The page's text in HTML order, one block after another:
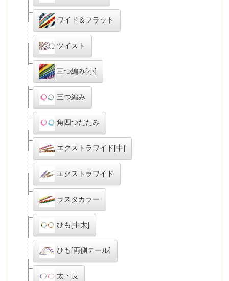
ワイド＆フラット
ツイスト
三つ編み[小]
三つ編み
角四つだたみ
エクストラワイド[中]
エクストラワイド
ラスタカラー
ひも[中太]
ひも[両側テール]
太・長